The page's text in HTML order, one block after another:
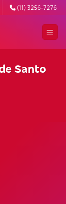
(11) 3256-7276
Santo